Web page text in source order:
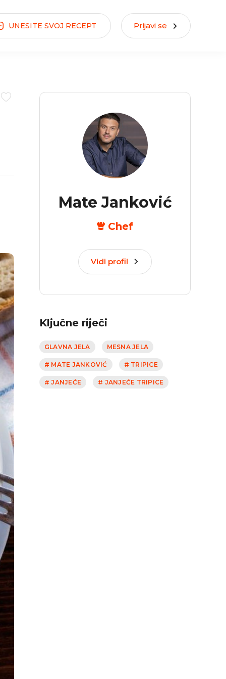
UNESITE SVOJ RECEPT Prijavi se
Mate Janković
Chef
Vidi profil
Ključne riječi
GLAVNA JELA MESNA JELA
# MATE JANKOVIĆ # TRIPICE
# JANJEĆE # JANJEĆE TRIPICE